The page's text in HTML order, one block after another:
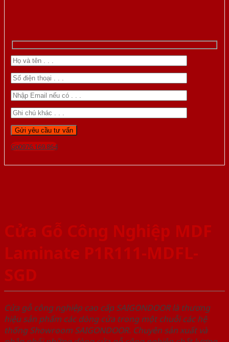
Gọi 0976.169.864
Cửa Gỗ Công Nghiệp MDF
Laminate P1R111-MDFL-
SGD
Cửa gỗ công nghiệp cao cấp SAIGONDOOR là thương
hiệu sản phẩm các dòng cửa trong một chuỗi các hệ
thống Showroom SAIGONDOOR. Chuyên sản xuất và